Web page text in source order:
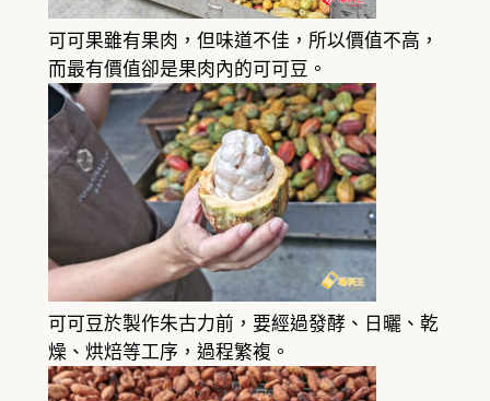
可可果雖有果肉，但味道不佳，所以價值不高，
而最有價值卻是果肉內的可可豆。
可可豆於製作朱古力前，要經過發酵、日曬、乾
燥、烘焙等工序，過程繁複。